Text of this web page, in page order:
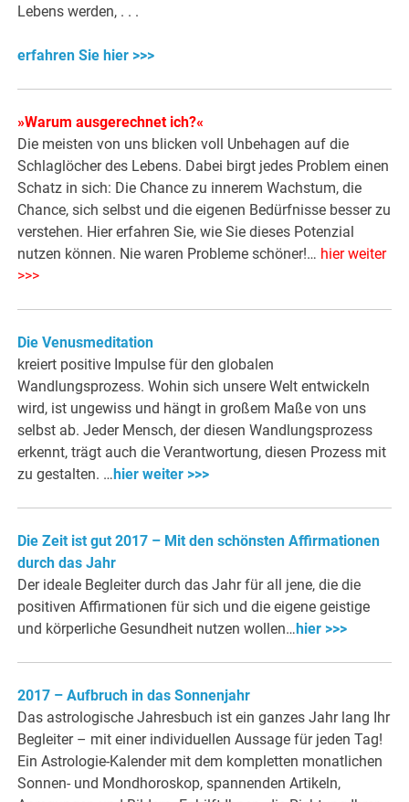
Lebens werden, . . .
erfahren Sie hier >>>
»Warum ausgerechnet ich?«
Die meisten von uns blicken voll Unbehagen auf die
Schlaglöcher des Lebens. Dabei birgt jedes Problem einen
Schatz in sich: Die Chance zu innerem Wachstum, die
Chance, sich selbst und die eigenen Bedürfnisse besser zu
verstehen. Hier erfahren Sie, wie Sie dieses Potenzial
nutzen können. Nie waren Probleme schöner!… hier weiter
>>>
Die Venusmeditation
kreiert positive Impulse für den globalen
Wandlungsprozess. Wohin sich unsere Welt entwickeln
wird, ist ungewiss und hängt in großem Maße von uns
selbst ab. Jeder Mensch, der diesen Wandlungsprozess
erkennt, trägt auch die Verantwortung, diesen Prozess mit
zu gestalten. … hier weiter >>>
Die Zeit ist gut 2017 – Mit den schönsten Affirmationen
durch das Jahr
Der ideale Begleiter durch das Jahr für all jene, die die
positiven Affirmationen für sich und die eigene geistige
und körperliche Gesundheit nutzen wollen… hier >>>
2017 – Aufbruch in das Sonnenjahr
Das astrologische Jahresbuch ist ein ganzes Jahr lang Ihr
Begleiter – mit einer individuellen Aussage für jeden Tag!
Ein Astrologie-Kalender mit dem kompletten monatlichen
Sonnen- und Mondhoroskop, spannenden Artikeln,